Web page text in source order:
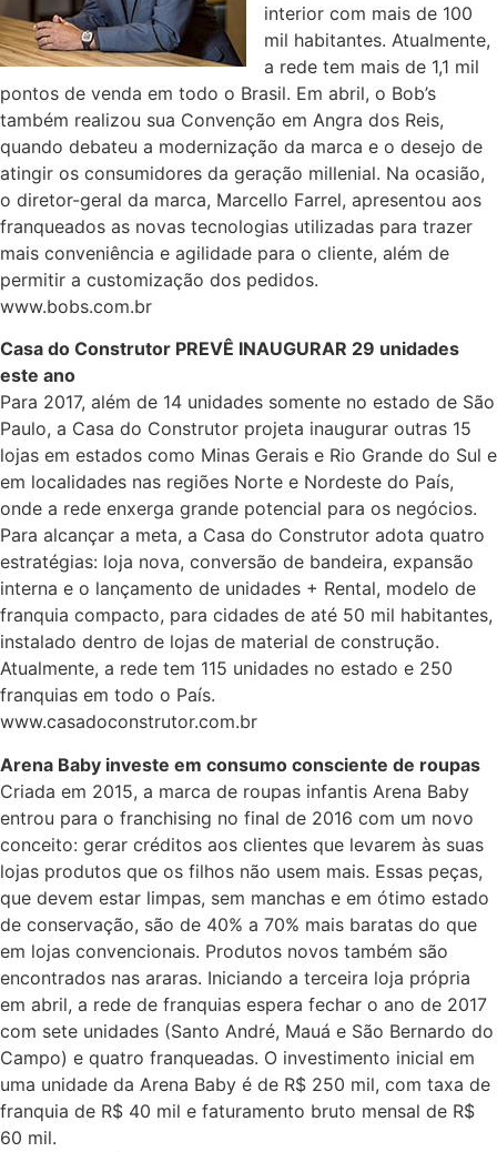
interior com mais de 100
mil habitantes. Atualmente,
a rede tem mais de 1,1 mil
pontos de venda em todo o Brasil. Em abril, o Bob’s
também realizou sua Convenção em Angra dos Reis,
quando debateu a modernização da marca e o desejo de
atingir os consumidores da geração millenial. Na ocasião,
o diretor-geral da marca, Marcello Farrel, apresentou aos
franqueados as novas tecnologias utilizadas para trazer
mais conveniência e agilidade para o cliente, além de
permitir a customização dos pedidos.
www.bobs.com.br
Casa do Construtor PREVÊ INAUGURAR 29 unidades
este ano
Para 2017, além de 14 unidades somente no estado de São
Paulo, a Casa do Construtor projeta inaugurar outras 15
lojas em estados como Minas Gerais e Rio Grande do Sul e
em localidades nas regiões Norte e Nordeste do País,
onde a rede enxerga grande potencial para os negócios.
Para alcançar a meta, a Casa do Construtor adota quatro
estratégias: loja nova, conversão de bandeira, expansão
interna e o lançamento de unidades + Rental, modelo de
franquia compacto, para cidades de até 50 mil habitantes,
instalado dentro de lojas de material de construção.
Atualmente, a rede tem 115 unidades no estado e 250
franquias em todo o País.
www.casadoconstrutor.com.br
Arena Baby investe em consumo consciente de roupas
Criada em 2015, a marca de roupas infantis Arena Baby
entrou para o franchising no final de 2016 com um novo
conceito: gerar créditos aos clientes que levarem às suas
lojas produtos que os filhos não usem mais. Essas peças,
que devem estar limpas, sem manchas e em ótimo estado
de conservação, são de 40% a 70% mais baratas do que
em lojas convencionais. Produtos novos também são
encontrados nas araras. Iniciando a terceira loja própria
em abril, a rede de franquias espera fechar o ano de 2017
com sete unidades (Santo André, Mauá e São Bernardo do
Campo) e quatro franqueadas. O investimento inicial em
uma unidade da Arena Baby é de R$ 250 mil, com taxa de
franquia de R$ 40 mil e faturamento bruto mensal de R$
60 mil.